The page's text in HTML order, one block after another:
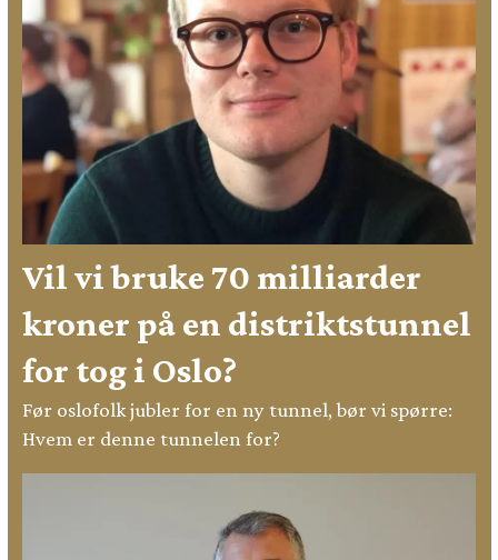
Vil vi bruke 70 milliarder
kroner på en distriktstunnel
for tog i Oslo?
Før oslofolk jubler for en ny tunnel, bør vi spørre:
Hvem er denne tunnelen for?